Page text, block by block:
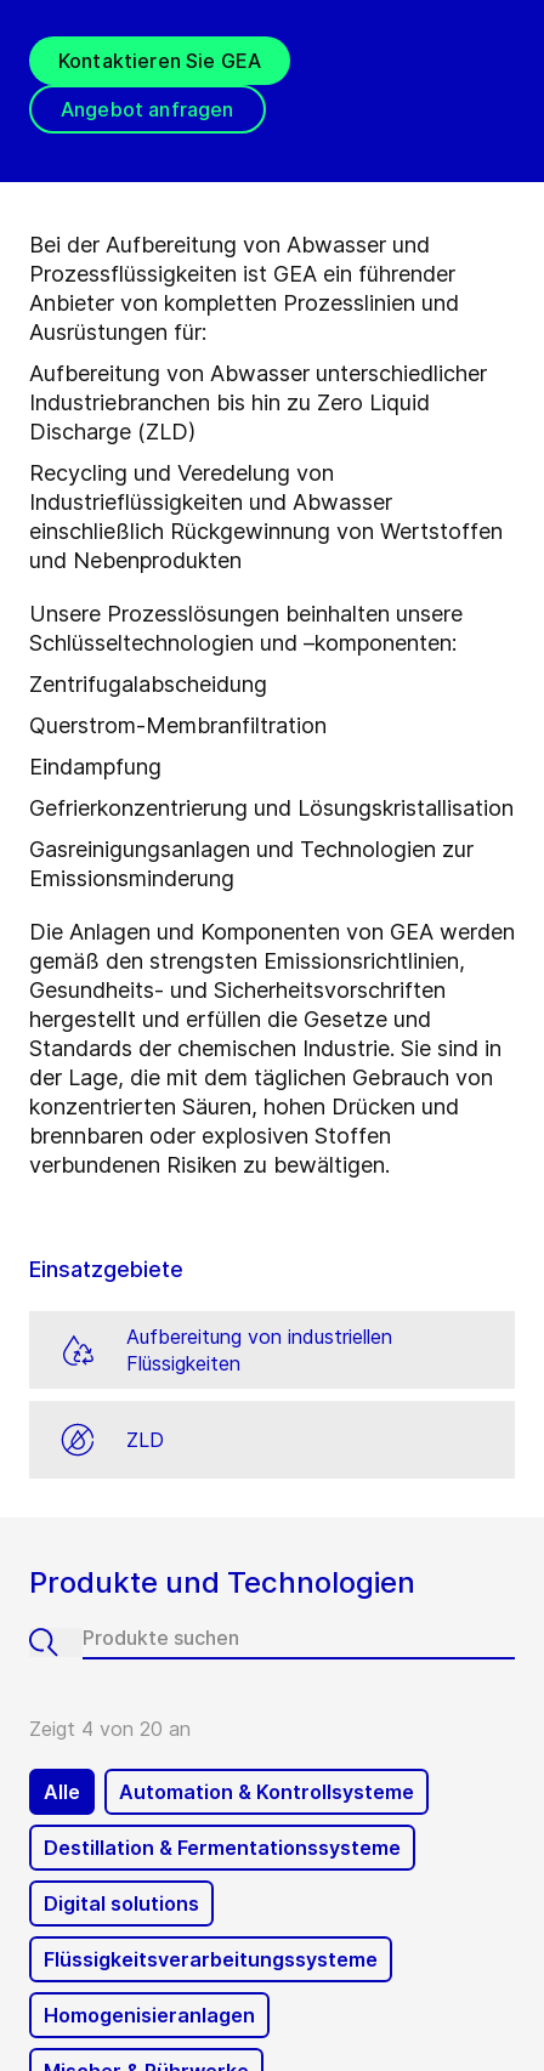
Kontaktieren Sie GEA
Angebot anfragen
Bei der Aufbereitung von Abwasser und
Prozessflüssigkeiten ist GEA ein führender
Anbieter von kompletten Prozesslinien und
Ausrüstungen für:
Aufbereitung von Abwasser unterschiedlicher
Industriebranchen bis hin zu Zero Liquid
Discharge (ZLD)
Recycling und Veredelung von
Industrieflüssigkeiten und Abwasser
einschließlich Rückgewinnung von Wertstoffen
und Nebenprodukten
Unsere Prozesslösungen beinhalten unsere
Schlüsseltechnologien und –komponenten:
Zentrifugalabscheidung
Querstrom-Membranfiltration
Eindampfung
Gefrierkonzentrierung und Lösungskristallisation
Gasreinigungsanlagen und Technologien zur
Emissionsminderung
Die Anlagen und Komponenten von GEA werden
gemäß den strengsten Emissionsrichtlinien,
Gesundheits- und Sicherheitsvorschriften
hergestellt und erfüllen die Gesetze und
Standards der chemischen Industrie. Sie sind in
der Lage, die mit dem täglichen Gebrauch von
konzentrierten Säuren, hohen Drücken und
brennbaren oder explosiven Stoffen
verbundenen Risiken zu bewältigen.
Einsatzgebiete
Aufbereitung von industriellen
Flüssigkeiten
ZLD
Produkte und Technologien
Zeigt 4 von 20 an
Alle Automation & Kontrollsysteme
Destillation & Fermentationssysteme
Digital solutions
Flüssigkeitsverarbeitungssysteme
Homogenisieranlagen